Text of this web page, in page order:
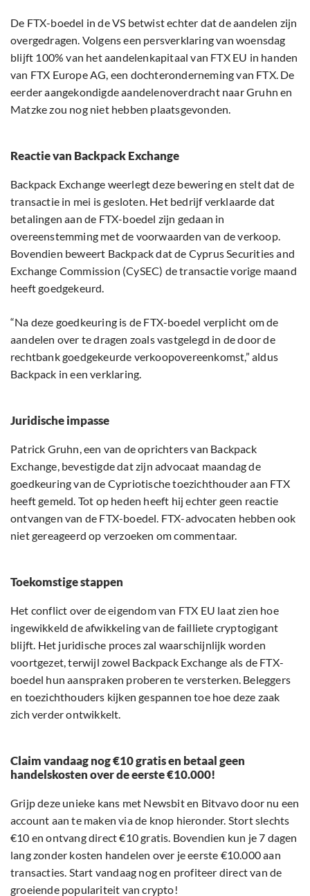
De FTX-boedel in de VS betwist echter dat de aandelen zijn
overgedragen. Volgens een persverklaring van woensdag
blijft 100% van het aandelenkapitaal van FTX EU in handen
van FTX Europe AG, een dochteronderneming van FTX. De
eerder aangekondigde aandelenoverdracht naar Gruhn en
Matzke zou nog niet hebben plaatsgevonden.
Reactie van Backpack Exchange
Backpack Exchange weerlegt deze bewering en stelt dat de
transactie in mei is gesloten. Het bedrijf verklaarde dat
betalingen aan de FTX-boedel zijn gedaan in
overeenstemming met de voorwaarden van de verkoop.
Bovendien beweert Backpack dat de Cyprus Securities and
Exchange Commission (CySEC) de transactie vorige maand
heeft goedgekeurd.
“Na deze goedkeuring is de FTX-boedel verplicht om de
aandelen over te dragen zoals vastgelegd in de door de
rechtbank goedgekeurde verkoopovereenkomst,” aldus
Backpack in een verklaring.
Juridische impasse
Patrick Gruhn, een van de oprichters van Backpack
Exchange, bevestigde dat zijn advocaat maandag de
goedkeuring van de Cypriotische toezichthouder aan FTX
heeft gemeld. Tot op heden heeft hij echter geen reactie
ontvangen van de FTX-boedel. FTX-advocaten hebben ook
niet gereageerd op verzoeken om commentaar.
Toekomstige stappen
Het conflict over de eigendom van FTX EU laat zien hoe
ingewikkeld de afwikkeling van de failliete cryptogigant
blijft. Het juridische proces zal waarschijnlijk worden
voortgezet, terwijl zowel Backpack Exchange als de FTX-
boedel hun aanspraken proberen te versterken. Beleggers
en toezichthouders kijken gespannen toe hoe deze zaak
zich verder ontwikkelt.
Claim vandaag nog €10 gratis en betaal geen
handelskosten over de eerste €10.000!
Grijp deze unieke kans met Newsbit en Bitvavo door nu een
account aan te maken via de knop hieronder. Stort slechts
€10 en ontvang direct €10 gratis. Bovendien kun je 7 dagen
lang zonder kosten handelen over je eerste €10.000 aan
transacties. Start vandaag nog en profiteer direct van de
groeiende populariteit van crypto!